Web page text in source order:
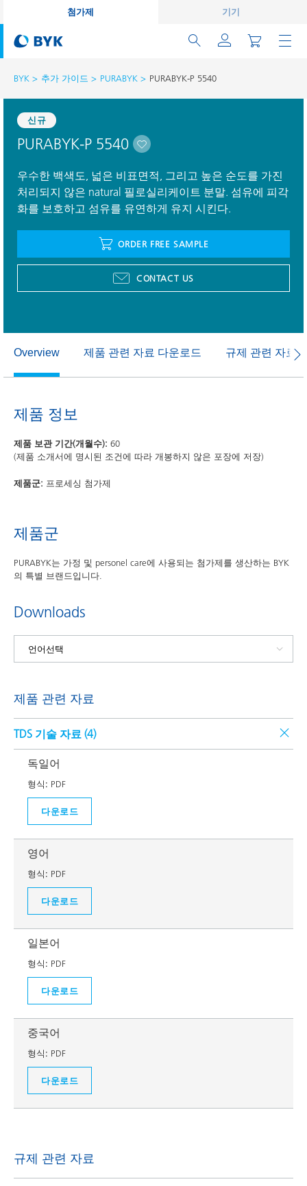
첨가제 기기
BYK 추가 가이드 PURABYK PURABYK-P 5540
신규
PURABYK-P 5540
우수한 백색도, 넓은 비표면적, 그리고 높은 순도를 가진
처리되지 않은 natural 필로실리케이트 분말. 섬유에 피각
화를 보호하고 섬유를 유연하게 유지 시킨다.
ORDER FREE SAMPLE
CONTACT US
Overview 제품 관련 자료 다운로드 규제 관련 자료
제품 정보
제품 보관 기간(개월수): 60
(제품 소개서에 명시된 조건에 따라 개봉하지 않은 포장에 저장)
제품군: 프로세싱 첨가제
제품군
PURABYK는 가정 및 personel care에 사용되는 첨가제를 생산하는 BYK
의 특별 브랜드입니다.
Downloads
제품 관련 자료
TDS 기술 자료 (4)
독일어
형식: PDF
다운로드
영어
형식: PDF
다운로드
일본어
형식: PDF
다운로드
중국어
형식: PDF
다운로드
규제 관련 자료